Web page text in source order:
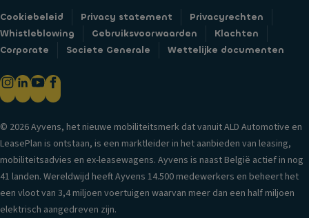
li
c
h
ti
n
g
a
a
n
bi
j
d
w
er
ki
g
Vl
o
er
m
a
tt
e
o
n
tr
e
T
n
s
m
is
si
Cookiebeleid Privacy statement
Privacyrechten
Whistleblowing
Gebruiksvoorwaarden
Klachten
Corporate
Societe Generale Wettelijke documenten
© 2026 Ayvens, het nieuwe mobiliteitsmerk dat vanuit ALD Automotive en
LeasePlan is ontstaan, is een marktleider in het aanbieden van leasing,
mobiliteitsadvies en ex-leasewagens. Ayvens is naast België actief in nog
41 landen. Wereldwijd heeft Ayvens 14.500 medewerkers en beheert het
een vloot van 3,4 miljoen voertuigen waarvan meer dan een half miljoen
elektrisch aangedreven zijn.